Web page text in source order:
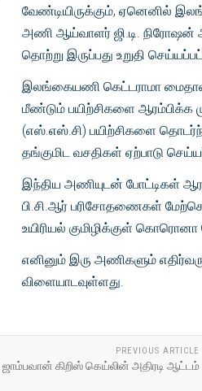
வேண்டியிருக்கும், ஏனெனில்
அணி ஆய்வாளர் ஜி.டி. நிரோஷன்
தொற்று இருப்பது உறுதி
இலங்கையணி கெட்டராமா
மீண்டும் பயிற்சிகளை ஆரம்பிக்க
(எஸ்.எஸ்.சி) பயிற்சிகளை
தங்குமிட வசதிகள் ஏற்பாடு
இந்திய அணியுடன் போட்டிகள்
பி.சி.ஆர் பரிசோதணைகள்
உயிரியல் குமிழிக்குள்
எனினும் இரு அணிகளும்
விளையாடவுள்ளது.
PREVIOUS ARTICLE
ஜாம்பவான் கிறிஸ் கெய்லின் அதிரடி ஆட்டம்